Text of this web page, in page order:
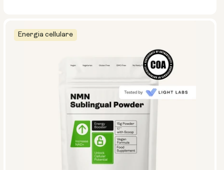
Polvere in bustina
Energia cellulare